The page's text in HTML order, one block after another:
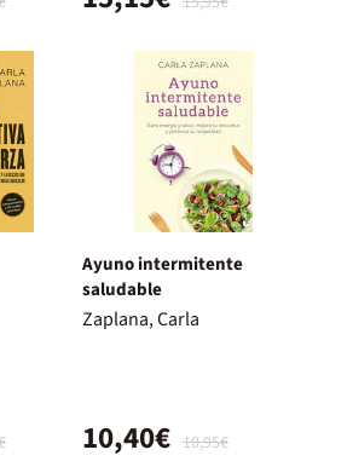
Ayuno intermitente
saludable
Zaplana, Carla
10,95€
10,40€